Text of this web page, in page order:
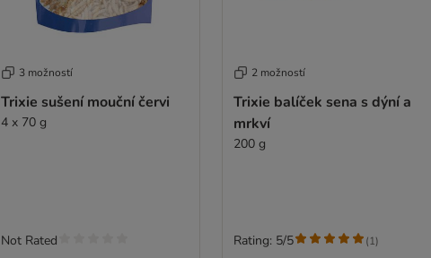
3 možností
Trixie sušení mouční červi
4 x 70 g
Not Rated
2 možností
Trixie balíček sena s dýní a
mrkví
200 g
Rating: 5/5 (1)